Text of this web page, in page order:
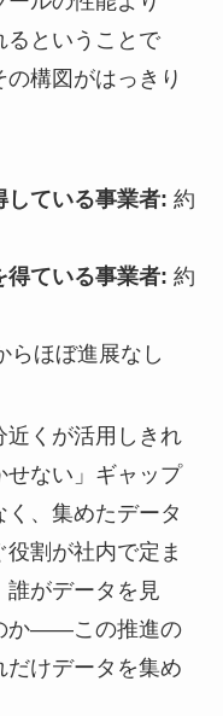
るということで
構図がはっきり
している事業者: 約
得ている事業者: 約
らほぼ進展なし
近くが活用しきれ
せない」ギャップ
、集めたデータ
割が社内で定ま
誰がデータを見
か――この推進の
けデータを集め